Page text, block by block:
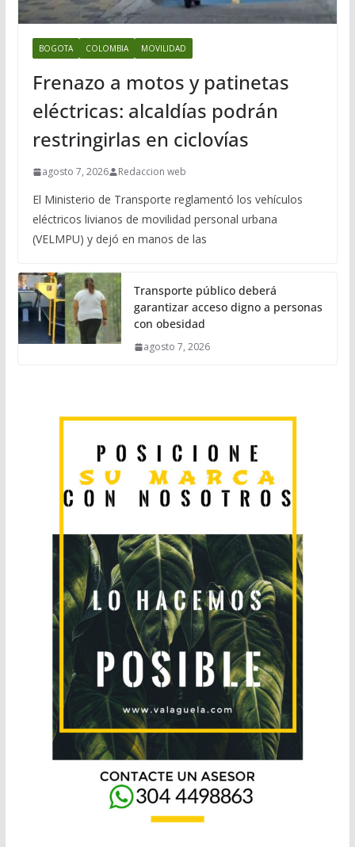
BOGOTA COLOMBIA MOVILIDAD
Frenazo a motos y patinetas
eléctricas: alcaldías podrán
restringirlas en ciclovías
agosto 7, 2026 Redaccion web
El Ministerio de Transporte reglamentó los vehículos
eléctricos livianos de movilidad personal urbana
(VELMPU) y dejó en manos de las
Transporte público deberá
garantizar acceso digno a personas
con obesidad
agosto 7, 2026